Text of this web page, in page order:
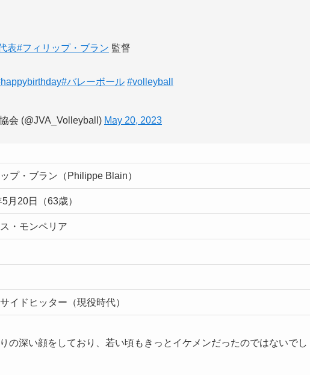
表#フィリップ・ブラン 監督
#バレーボール #volleyball
会 (@JVA_Volleyball) May 20, 2023
プ・ブラン（Philippe Blain）
月20日（63歳）
・モンペリア
イドヒッター（現役時代）
の深い顔をしており、若い頃もきっとイケメンだったのではないでし